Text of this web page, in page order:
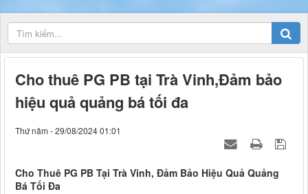
Cho thuê PG PB tại Trà Vinh,Đảm bảo
hiệu quả quảng bá tối đa
Thứ năm - 29/08/2024 01:01
Cho Thuê PG PB Tại Trà Vinh, Đảm Bảo Hiệu Quả Quảng
Bá Tối Đa